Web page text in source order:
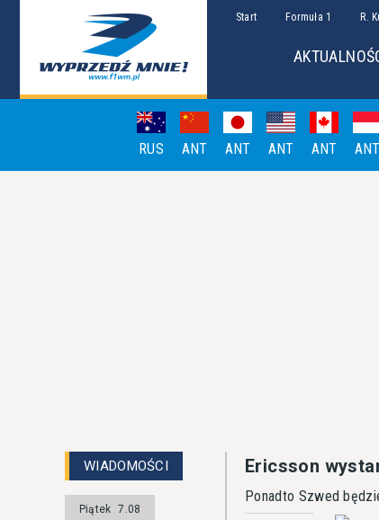
Start Formuła 1 R.
RUS ANT ANT ANT ANT ANT
WIADOMOŚCI
Piątek 7.08
Ericsson
Ponadto Szwed